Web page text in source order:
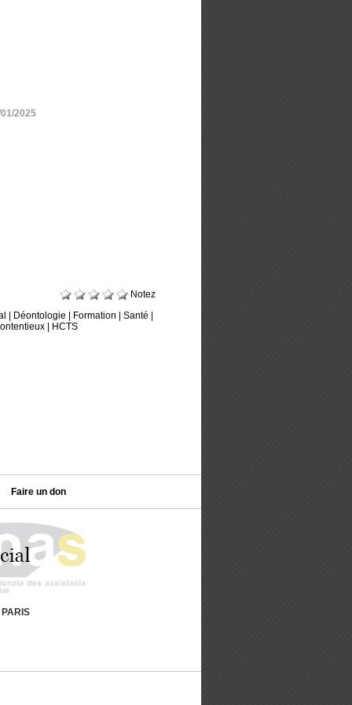
2025
Notez
Déontologie Formation |Santé
HCTS
Faire un don